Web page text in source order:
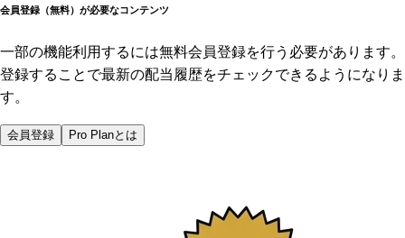
会員登録（無料）が必要なコンテンツ
一部の機能利用するには無料会員登録を行う必要があります。
登録することで最新の配当履歴をチェックできるようになりま
す。
会員登録 Pro Planとは